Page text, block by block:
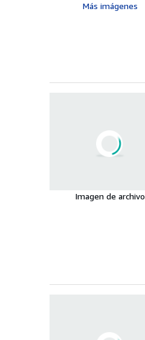
Más imágenes
Imagen de archivo